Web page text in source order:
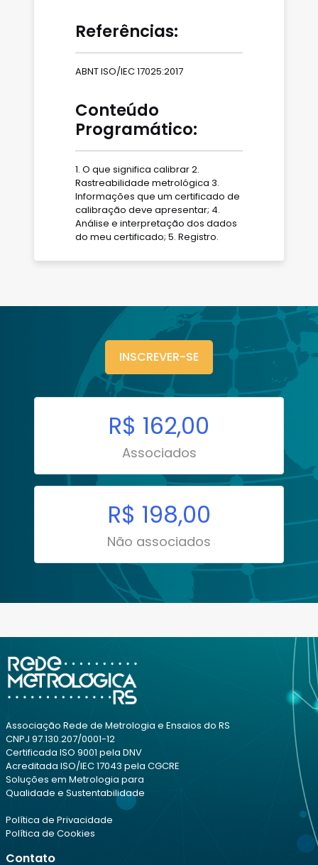
Referências:
ABNT ISO/IEC 17025:2017
Conteúdo
Programático:
1. O que significa calibrar 2.
Rastreabilidade metrológica 3.
Informações que um certificado de
calibração deve apresentar; 4.
Análise e interpretação dos dados
do meu certificado; 5. Registro.
INSCREVER-SE
R$ 162,00
Associados
R$ 198,00
Não associados
Associação Rede de Metrologia e Ensaios do RS
CNPJ 97.130.207/0001-12
Certificada ISO 9001 pela DNV
Acreditada ISO/IEC 17043 pela CGCRE
Soluções em Metrologia para
Qualidade e Sustentabilidade
Política de Privacidade
Política de Cookies
Contato